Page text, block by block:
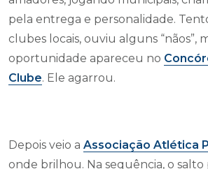
pela entrega e personalidade.
clubes locais, ouviu alguns “nãos”,
oportunidade apareceu no
Clube. Ele agarrou.
Depois veio a Associação Atlética
onde brilhou. Na sequência, o salto